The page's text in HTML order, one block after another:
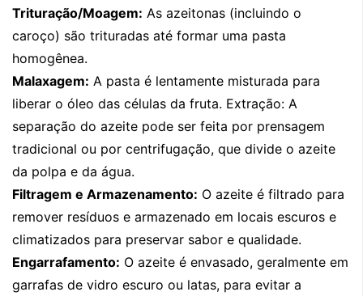
Trituração/Moagem: As azeitonas (incluindo o
caroço) são trituradas até formar uma pasta
homogênea.
Malaxagem: A pasta é lentamente misturada para
liberar o óleo das células da fruta. Extração: A
separação do azeite pode ser feita por prensagem
tradicional ou por centrifugação, que divide o azeite
da polpa e da água.
Filtragem e Armazenamento: O azeite é filtrado para
remover resíduos e armazenado em locais escuros e
climatizados para preservar sabor e qualidade.
Engarrafamento: O azeite é envasado, geralmente em
garrafas de vidro escuro ou latas, para evitar a